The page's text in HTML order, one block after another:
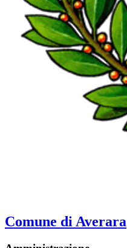
Comune di Averara